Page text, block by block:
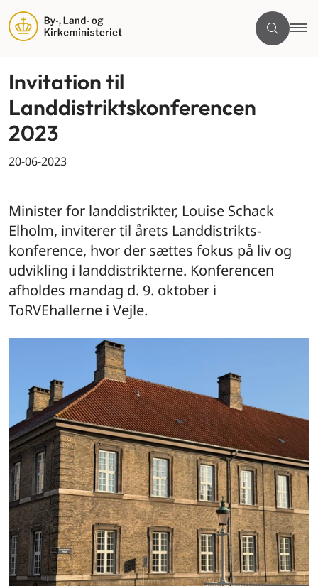
Invitation til
Landdistriktskonferencen
2023
20-06-2023
Minister for landdistrikter, Louise Schack
Elholm, inviterer til årets Landdistrikts-
konference, hvor der sættes fokus på liv og
udvikling i landdistrikterne. Konferencen
afholdes mandag d. 9. oktober i
ToRVEhallerne i Vejle.